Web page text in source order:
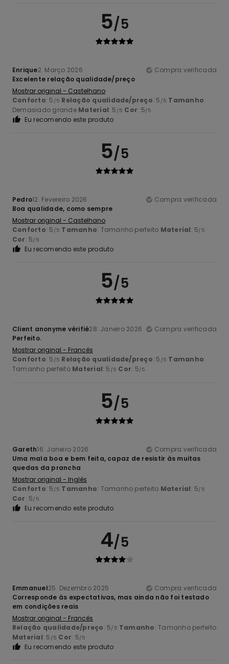
5/5
Enrique2. Março 2026
Compra verificada
Excelente relação qualidade/preço
Mostrar original - Castelhano
Conforto: 5 /5 Relação qualidade/preço: 5 /5 Tamanho:
Demasiado grande Material: 5 /5 Cor: 5/5
Eu recomendo este produto
5/5
Pedro12. Fevereiro 2026
Compra verificada
Boa qualidade, como sempre
Mostrar original - Castelhano
Conforto: 5 /5 Tamanho: Tamanho perfeito Material: 5/5
Cor: 5/5
Eu recomendo este produto
5/5
Client anonyme vérifié28. Janeiro 2026
Compra verificada
Perfeito.
Mostrar original - Francês
Conforto: 5 /5 Relação qualidade/preço: 5 /5 Tamanho:
Tamanho perfeito Material: 5 /5 Cor: 5/5
5/5
Gareth16. Janeiro 2026
Compra verificada
Uma mala boa e bem feita, capaz de resistir às muitas
quedas da prancha
Mostrar original - Inglês
Conforto: 5 /5 Tamanho: Tamanho perfeito Material: 5/5
Cor: 5/5
Eu recomendo este produto
4/5
Emmanuel25. Dezembro 2025
Compra verificada
Corresponde às expectativas, mas ainda não foi testado
em condições reais
Mostrar original - Francês
Relação qualidade/preço: 5/5 Tamanho: Tamanho perfeito
Material: 5 /5 Cor: 5/5
Eu recomendo este produto